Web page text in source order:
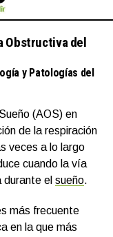
Obstructiva del
y Patologías del
(AOS) en
de la respiración
veces a lo largo
cuando la vía
durante elsueño.
más frecuente
en la que más